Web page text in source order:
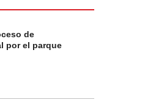
de
por el parque